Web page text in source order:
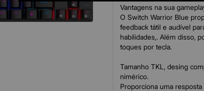
Vantagens na sua
O Switch Warrior Blue
feedback tátil e audível
habilidades,. Além disso,
toques por tecla.
Tamanho TKL, desing
nimérico.
Proporciona uma